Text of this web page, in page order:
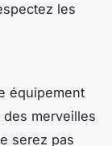
les
équipement
merveilles
serez pas